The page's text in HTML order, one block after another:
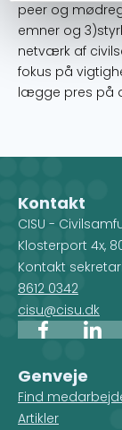
peer og
emner og
netværk af
fokus på
lægge pres på
Kontakt
CISU -
Klosterport 4x,
Kontakt
8612 0342
cisu@cisu.dk
Facebook
Genveje
Find
Artikler